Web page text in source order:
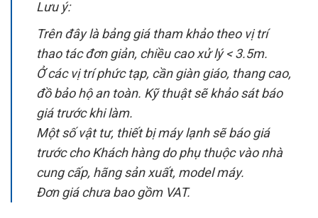
Lưu ý:
Trên đây là bảng giá tham khảo theo vị trí
thao tác đơn giản, chiều cao xử lý < 3.5m.
Ở các vị trí phức tạp, cần giàn giáo, thang cao,
đồ bảo hộ an toàn. Kỹ thuật sẽ khảo sát báo
giá trước khi làm.
Một số vật tư, thiết bị máy lạnh sẽ báo giá
trước cho Khách hàng do phụ thuộc vào nhà
cung cấp, hãng sản xuất, model máy.
Đơn giá chưa bao gồm VAT.